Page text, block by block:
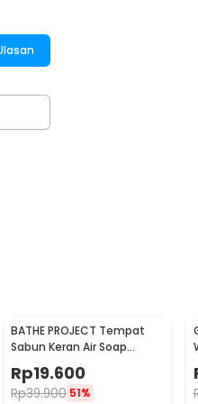
BATHE PROJECT Tempat
Sabun Keran Air Soap
Dispenser 300ml - JJ-3122
Rp19.600
Rp39.900 51%